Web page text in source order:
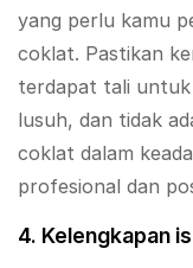
yang perlu kamu
coklat. Pastikan
terdapat tali
lusuh, dan tidak
coklat dalam
profesional dan
4. Kelengkapan